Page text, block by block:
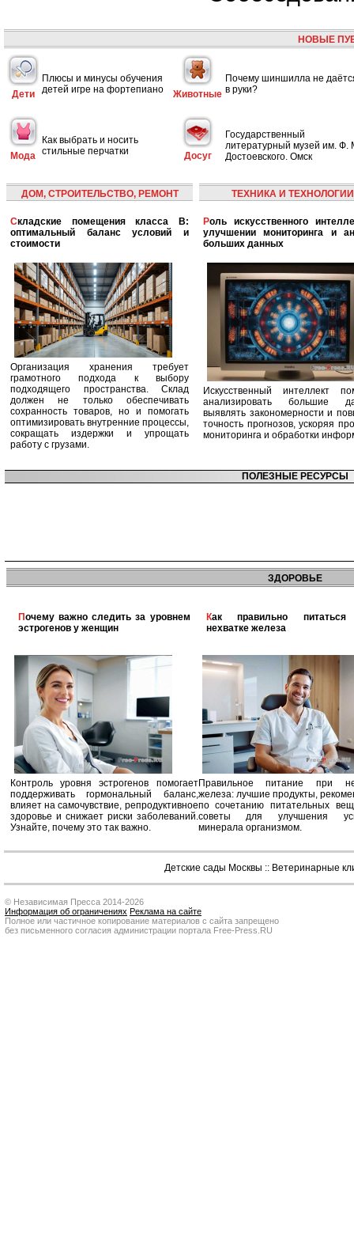
НОВЫЕ
Дети
Плюсы и минусы обучения
детей игре на фортепиано
Животные
Почему шиншилла не
в руки?
Мода
Как выбрать и носить
стильные перчатки
Досуг
Государственный
литературный музей им. Ф.
Достоевского. Омск
ДОМ, СТРОИТЕЛЬСТВО, РЕМОНТ
Складские помещения класса B:
оптимальный баланс условий и
стоимости
Организация хранения требует
грамотного подхода к выбору
подходящего пространства. Склад
должен не только обеспечивать
сохранность товаров, но и помогать
оптимизировать внутренние процессы,
сокращать издержки и упрощать
работу с грузами.
ТЕХНИКА И ТЕХНОЛОГИИ
Роль искусственного интеллекта в
улучшении мониторинга и
больших данных
Искусственный интеллект
анализировать большие
выявлять закономерности и
точность прогнозов, ускоряя
мониторинга и обработки
ПОЛЕЗНЫЕ РЕСУРСЫ
ЗДОРОВЬЕ
Почему важно следить за уровнем
эстрогенов у женщин
Контроль уровня эстрогенов помогает
поддерживать гормональный баланс,
влияет на самочувствие, репродуктивное
здоровье и снижает риски заболеваний.
Узнайте, почему это так важно.
Как правильно питаться при
нехватке железа
Правильное питание при
железа: лучшие продукты,
по сочетанию питательных
советы для улучшения
минерала организмом.
Детские сады Москвы :: Ветеринарные
© Независимая Пресса 2014-2026
Информация об ограничениях Реклама на сайте
Полное или частичное копирование материалов с сайта запрещено
без письменного согласия администрации портала Free-Press.RU